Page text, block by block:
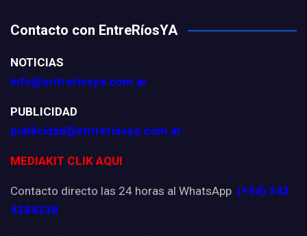
Contacto con EntreRíosYA
NOTICIAS
info@entreriosya.com.ar
PUBLICIDAD
publicidad@entreriosya.com.ar
MEDIAKIT CLIK AQUI
Contacto directo las 24 horas al WhatsApp (+54) 343
4384338